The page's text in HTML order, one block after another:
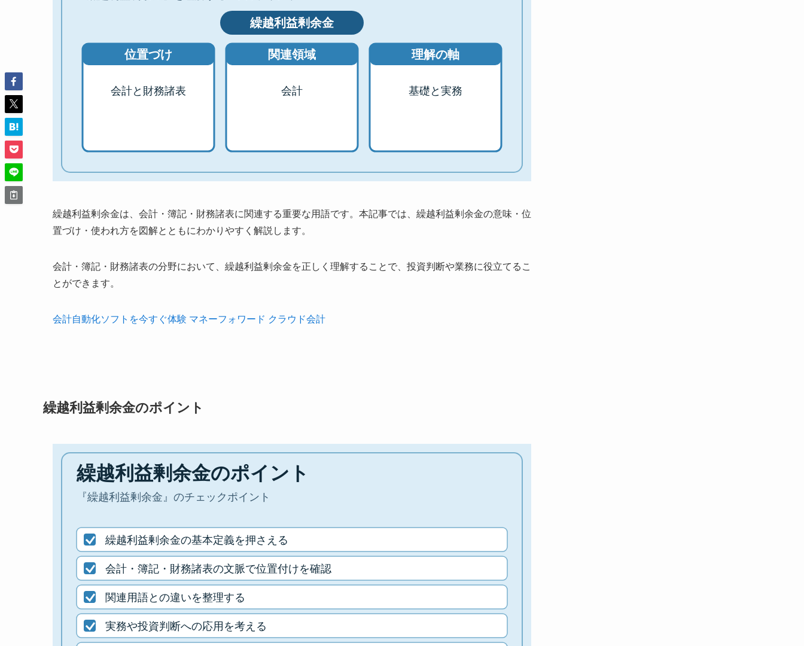
繰越利益剰余金は、会計・簿記・財務諸表に関連する重要な用語です。本記事では、繰越利益剰余金の意味・位
置づけ・使われ方を図解とともにわかりやすく解説します。
会計・簿記・財務諸表の分野において、繰越利益剰余金を正しく理解することで、投資判断や業務に役立てるこ
とができます。
会計自動化ソフトを今すぐ体験 マネーフォワード クラウド会計
繰越利益剰余金のポイント